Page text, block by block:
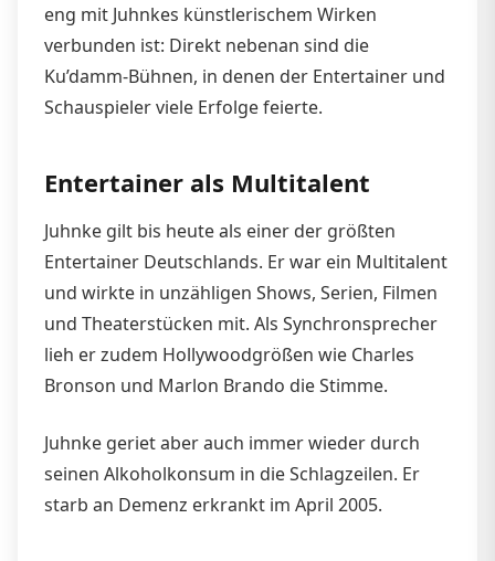
eng mit Juhnkes künstlerischem Wirken
verbunden ist: Direkt nebenan sind die
Ku’damm-Bühnen, in denen der Entertainer und
Schauspieler viele Erfolge feierte.
Entertainer als Multitalent
Juhnke gilt bis heute als einer der größten
Entertainer Deutschlands. Er war ein Multitalent
und wirkte in unzähligen Shows, Serien, Filmen
und Theaterstücken mit. Als Synchronsprecher
lieh er zudem Hollywoodgrößen wie Charles
Bronson und Marlon Brando die Stimme.
Juhnke geriet aber auch immer wieder durch
seinen Alkoholkonsum in die Schlagzeilen. Er
starb an Demenz erkrankt im April 2005.